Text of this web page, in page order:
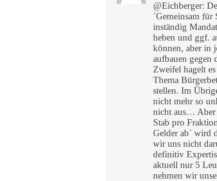
@Eichberger:
´Gemeinsam
inständig
heben und ggf.
können, aber in
aufbauen gegen
Zweifel hagelt
Thema
stellen. Im
nicht mehr so
nicht aus… Aber
Stab pro
Gelder ab´ wird
wir uns nicht
definitiv
aktuell nur 5
nehmen wir